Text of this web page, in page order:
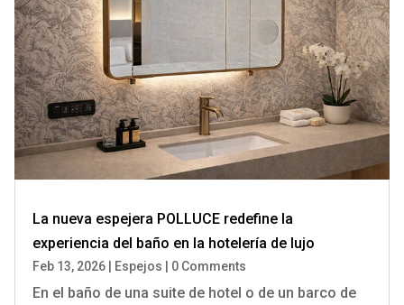
La nueva espejera POLLUCE redefine la
experiencia del baño en la hotelería de lujo
Feb 13, 2026 Espejos 0 Comments
En el baño de una suite de hotel o de un barco de